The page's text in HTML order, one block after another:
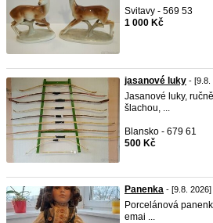
Svitavy - 569 53
1 000 Kč
jasanové luky - [9.8.
Jasanové luky,
šlachou, ...
Blansko - 679 61
500 Kč
Panenka - [9.8. 2026]
Porcelánová
emai ...